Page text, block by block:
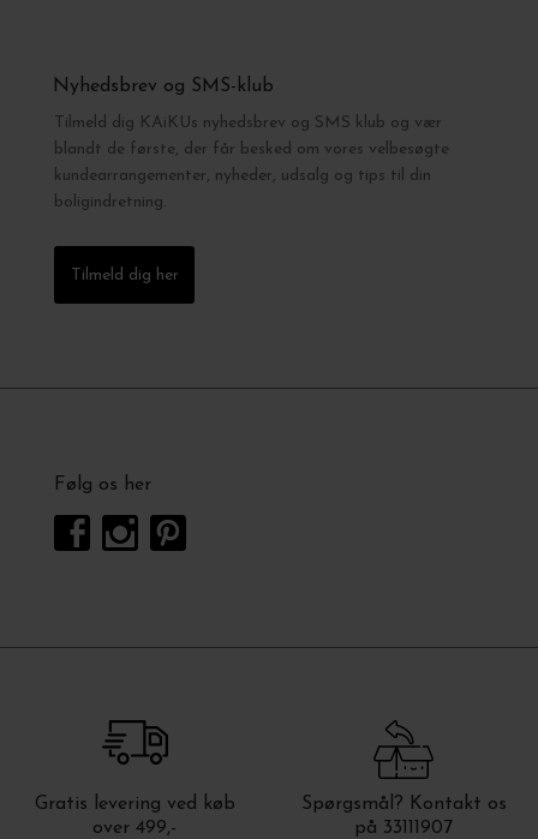
Nyhedsbrev og SMS-klub
Tilmeld dig KAiKUs nyhedsbrev og SMS klub og vær
blandt de første, der får besked om vores velbesøgte
kundearrangementer, nyheder, udsalg og tips til din
boligindretning.
Tilmeld dig her
Følg os her
Gratis levering ved køb
over 499,-
Spørgsmål? Kontakt os
på 33111907